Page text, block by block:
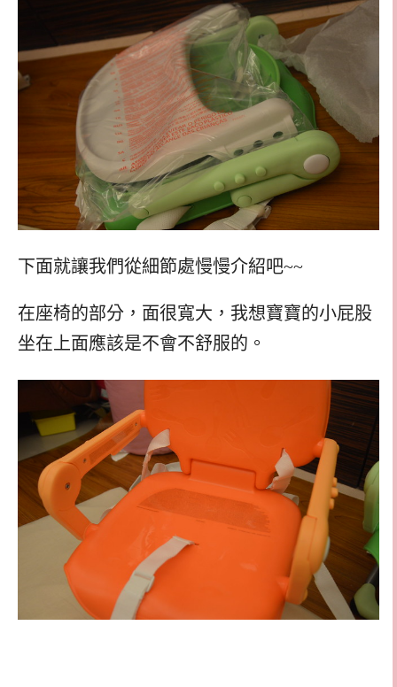
下面就讓我們從細節處慢慢介紹吧~~
在座椅的部分，面很寬大，我想寶寶的小屁股
坐在上面應該是不會不舒服的。